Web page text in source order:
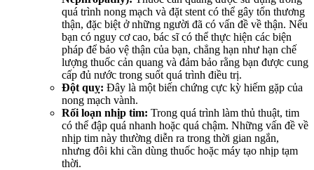
quá trình nong mạch và đặt stent có thể gây tổn thương
thận, đặc biệt ở những người đã có vấn đề về thận. Nếu
bạn có nguy cơ cao, bác sĩ có thể thực hiện các biện
pháp để bảo vệ thận của bạn, chẳng hạn như hạn chế
lượng thuốc cản quang và đảm bảo rằng bạn được cung
cấp đủ nước trong suốt quá trình điều trị.
Đột quỵ: Đây là một biến chứng cực kỳ hiếm gặp của
nong mạch vành.
Rối loạn nhịp tim: Trong quá trình làm thủ thuật, tim
có thể đập quá nhanh hoặc quá chậm. Những vấn đề về
nhịp tim này thường diễn ra trong thời gian ngắn,
nhưng đôi khi cần dùng thuốc hoặc máy tạo nhịp tạm
thời.